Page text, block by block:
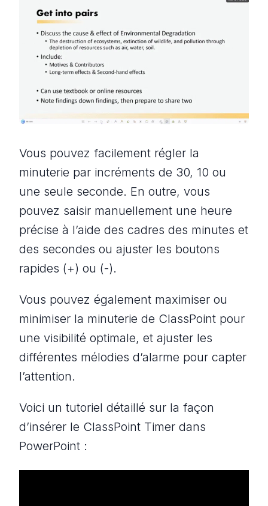
Vous pouvez facilement régler la
minuterie par incréments de 30, 10 ou
une seule seconde. En outre, vous
pouvez saisir manuellement une heure
précise à l’aide des cadres des minutes et
des secondes ou ajuster les boutons
rapides (+) ou (-).
Vous pouvez également maximiser ou
minimiser la minuterie de ClassPoint pour
une visibilité optimale, et ajuster les
différentes mélodies d’alarme pour capter
l’attention.
Voici un tutoriel détaillé sur la façon
d’insérer le ClassPoint Timer dans
PowerPoint :